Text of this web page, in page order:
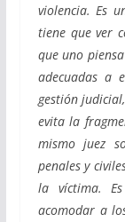
violencia. Es
tiene que ver
que uno
adecuadas a
gestión
evita la
mismo juez
penales y
la víctima.
acomodar a